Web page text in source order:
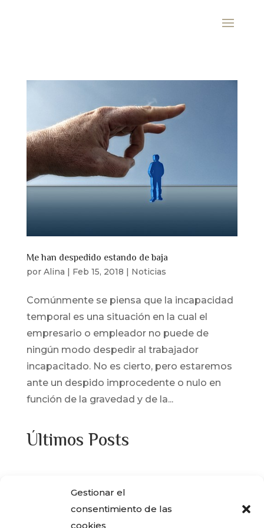
Gestionar el
consentimiento de las
cookies
Me han despedido estando de baja
por Alina | Feb 15, 2018 | Noticias
Comúnmente se piensa que la incapacidad
temporal es una situación en la cual el
empresario o empleador no puede de
ningún modo despedir al trabajador
incapacitado. No es cierto, pero estaremos
ante un despido improcedente o nulo en
función de la gravedad y de la...
Últimos Posts
ENCASA CIBELES compró al IVIMA en el
año 2013?